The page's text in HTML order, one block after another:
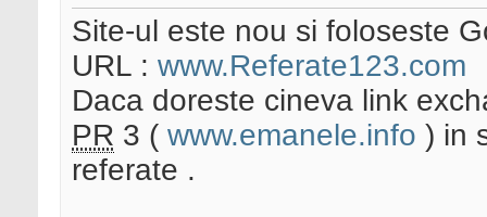
Site-ul este nou si foloseste
URL : www.Referate123.com
Daca doreste cineva link
PR 3 ( www.emanele.info ) in
referate .